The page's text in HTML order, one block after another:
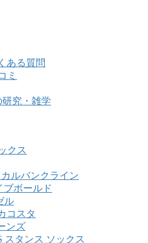
ある質問
ミ
究・雑学
クス
ルバンクライン
ブボールド
ル
コスタ
ンズ
スタンス ソックス